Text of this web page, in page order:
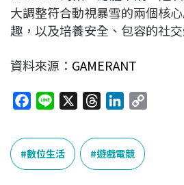
大調整符合動視暴雪的兩個核
趣，以及培養安全、包容的社交
資料來源： GAMERANT
c
e
b
n
e
r
e
a
n
k
e
數位生活 遊戲電競